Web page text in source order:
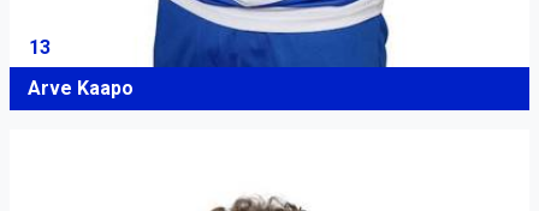
13
Arve Kaapo